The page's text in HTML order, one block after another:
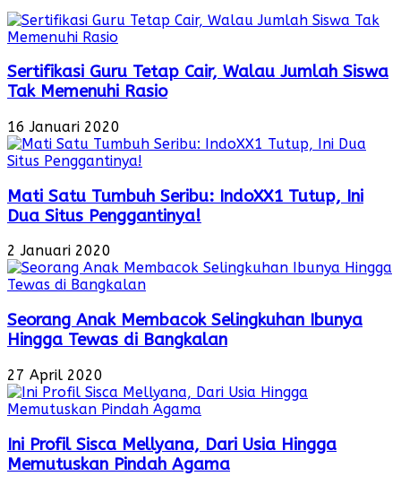
Sertifikasi Guru Tetap Cair, Walau Jumlah Siswa
Tak Memenuhi Rasio
16 Januari 2020
Mati Satu Tumbuh Seribu: IndoXX1 Tutup, Ini
Dua Situs Penggantinya!
2 Januari 2020
Seorang Anak Membacok Selingkuhan Ibunya
Hingga Tewas di Bangkalan
27 April 2020
Ini Profil Sisca Mellyana, Dari Usia Hingga
Memutuskan Pindah Agama